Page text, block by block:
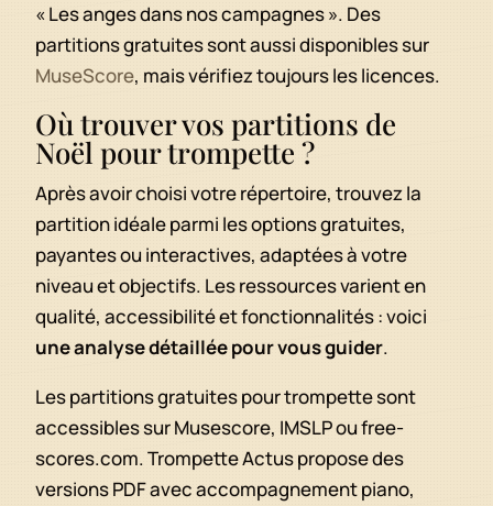
« Les anges dans nos campagnes ». Des
partitions gratuites sont aussi disponibles sur
MuseScore, mais vérifiez toujours les licences.
Où trouver vos partitions de
Noël pour trompette ?
Après avoir choisi votre répertoire, trouvez la
partition idéale parmi les options gratuites,
payantes ou interactives, adaptées à votre
niveau et objectifs. Les ressources varient en
qualité, accessibilité et fonctionnalités : voici
une analyse détaillée pour vous guider.
Les partitions gratuites pour trompette sont
accessibles sur Musescore, IMSLP ou free-
scores.com. Trompette Actus propose des
versions PDF avec accompagnement piano,